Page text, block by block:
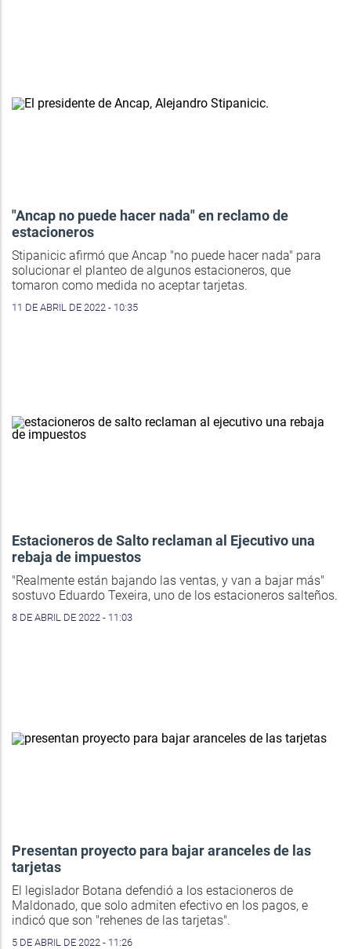
"Ancap no puede hacer nada" en reclamo de
estacioneros
Stipanicic afirmó que Ancap "no puede hacer nada" para
solucionar el planteo de algunos estacioneros, que
tomaron como medida no aceptar tarjetas.
11 DE ABRIL DE 2022 - 10:35
Estacioneros de Salto reclaman al Ejecutivo una
rebaja de impuestos
"Realmente están bajando las ventas, y van a bajar más"
sostuvo Eduardo Texeira, uno de los estacioneros salteños.
8 DE ABRIL DE 2022 - 11:03
Presentan proyecto para bajar aranceles de las
tarjetas
El legislador Botana defendió a los estacioneros de
Maldonado, que solo admiten efectivo en los pagos, e
indicó que son "rehenes de las tarjetas".
5 DE ABRIL DE 2022 - 11:26